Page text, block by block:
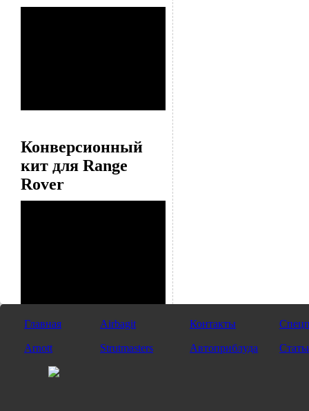
Конверсионный
кит для Range
Rover
Главная Airbagit Контакты
Arnott Strutmasters Автоприблуда